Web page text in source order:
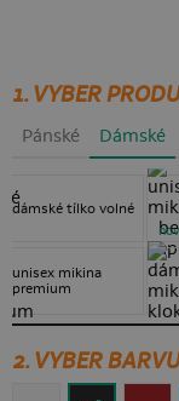
1. VYBER
Pánské Dámské
dámské tílko volné
unisex mikina
premium
2. VYBER